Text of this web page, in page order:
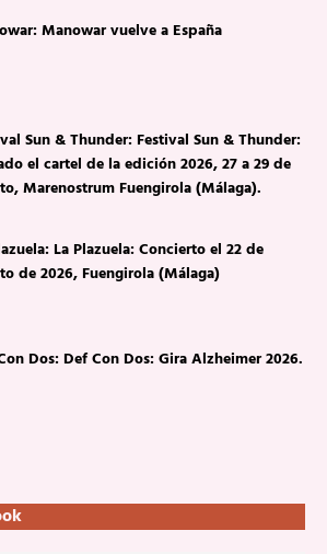
Manowar vuelve a España
Sun & Thunder: Festival Sun & Thunder:
el cartel de la edición 2026, 27 a 29 de
Marenostrum Fuengirola (Málaga).
La Plazuela: Concierto el 22 de
de 2026, Fuengirola (Málaga)
Dos: Def Con Dos: Gira Alzheimer 2026.